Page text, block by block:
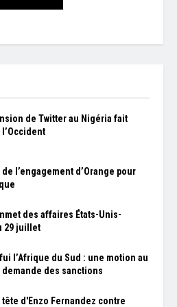
de Twitter au Nigéria fait
l’engagement d’Orange pour
des affaires États-Unis-
29 juillet
l’Afrique du Sud : une motion au
des sanctions
tête d'Enzo Fernandez contre